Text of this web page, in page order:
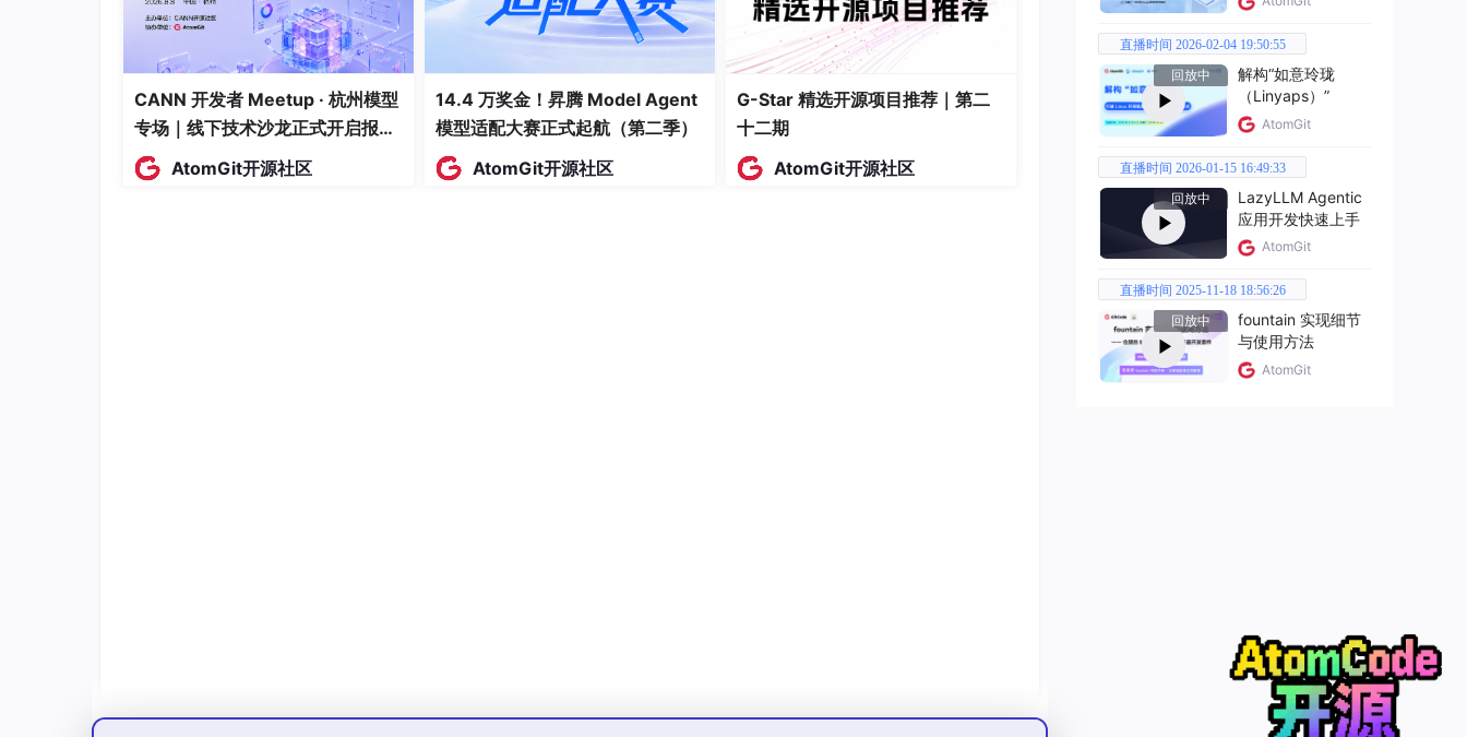
CANN 开发者 Meetup · 杭州模型
专场｜线下技术沙龙正式开启报
名！
AtomGit开源社区
14.4 万奖金！昇腾 Model Agent
模型适配大赛正式起航（第二季）
AtomGit开源社区
G-Star 精选开源项目推荐｜第二
十二期
AtomGit开源社区
直播时间 2026-02-04 19:50:55
回放中
解构“如意玲珑
（Linyaps）”
AtomGit
直播时间 2026-01-15 16:49:33
回放中
LazyLLM Agentic
应用开发快速上手
AtomGit
直播时间 2025-11-18 18:56:26
回放中
fountain 实现细节
与使用方法
AtomGit